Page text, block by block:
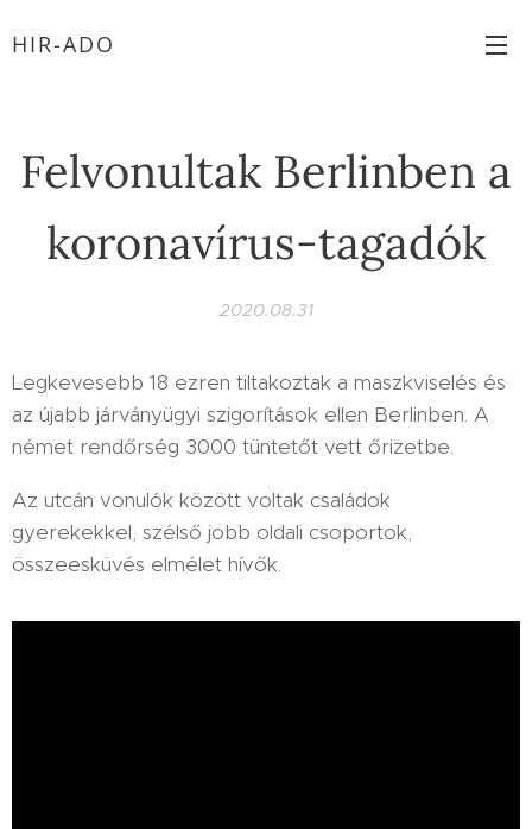
HIR-ADO
Felvonultak Berlinben a
koronavírus-tagadók
2020.08.31
Legkevesebb 18 ezren tiltakoztak a maszkviselés és
az újabb járványügyi szigorítások ellen Berlinben. A
német rendőrség 3000 tüntetőt vett őrizetbe.
Az utcán vonulók között voltak családok
gyerekekkel, szélső jobb oldali csoportok,
összeesküvés elmélet hívők.